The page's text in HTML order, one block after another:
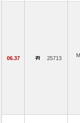
06.37 25713